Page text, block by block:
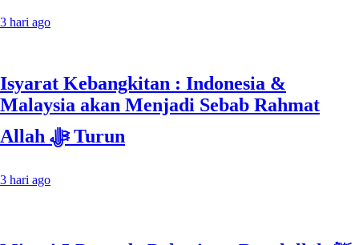
3 hari ago
Isyarat Kebangkitan : Indonesia &
Malaysia akan Menjadi Sebab Rahmat
Allah ﷻ Turun
3 hari ago